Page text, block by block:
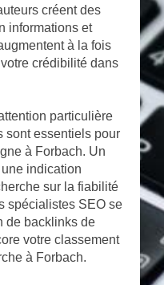
créent des
informations et
à la fois
crédibilité dans
particulière
sont essentiels pour
à Forbach. Un
indication
sur la fiabilité
spécialistes SEO se
de backlinks de
votre classement
à Forbach.